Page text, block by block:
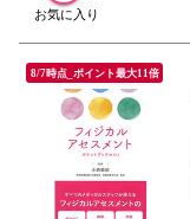
8/7時点_ポイント最大11倍